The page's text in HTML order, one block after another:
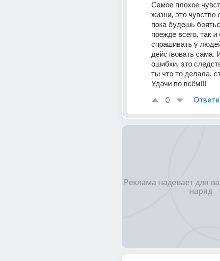
Самое плохое
жизни, это чувство
пока будешь
прежде всего, так
спрашивать у
действовать сама.
ошибки, это
ты что то делала,
Удачи во всём!!!
0